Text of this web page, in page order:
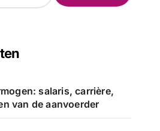
salaris, carrière,
van de aanvoerder